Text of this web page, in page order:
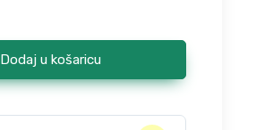
Dodaj u košaricu